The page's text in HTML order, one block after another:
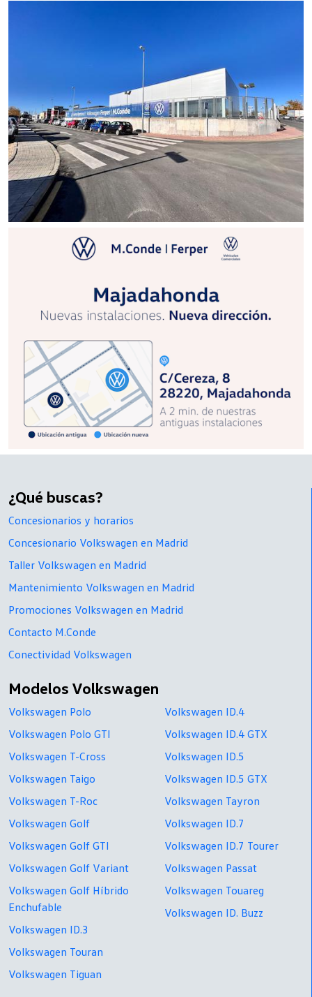
¿Qué buscas?
Concesionarios y horarios
Concesionario Volkswagen en Madrid
Taller Volkswagen en Madrid
Mantenimiento Volkswagen en Madrid
Promociones Volkswagen en Madrid
Contacto M.Conde
Conectividad Volkswagen
Modelos Volkswagen
Volkswagen Polo
Volkswagen Polo GTI
Volkswagen T-Cross
Volkswagen Taigo
Volkswagen T-Roc
Volkswagen Golf
Volkswagen Golf GTI
Volkswagen Golf Variant
Volkswagen Golf Híbrido
Enchufable
Volkswagen ID.3
Volkswagen Touran
Volkswagen Tiguan
Volkswagen ID.4
Volkswagen ID.4 GTX
Volkswagen ID.5
Volkswagen ID.5 GTX
Volkswagen Tayron
Volkswagen ID.7
Volkswagen ID.7 Tourer
Volkswagen Passat
Volkswagen Touareg
Volkswagen ID. Buzz